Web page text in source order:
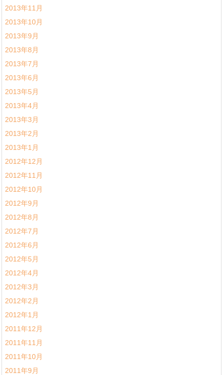
2013年11月
2013年10月
2013年9月
2013年8月
2013年7月
2013年6月
2013年5月
2013年4月
2013年3月
2013年2月
2013年1月
2012年12月
2012年11月
2012年10月
2012年9月
2012年8月
2012年7月
2012年6月
2012年5月
2012年4月
2012年3月
2012年2月
2012年1月
2011年12月
2011年11月
2011年10月
2011年9月